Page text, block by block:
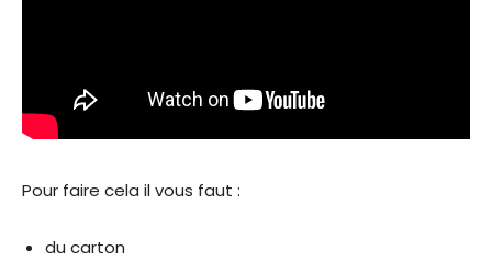
Pour faire cela il vous faut :
du carton